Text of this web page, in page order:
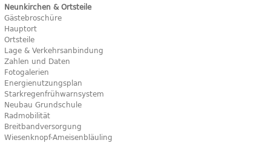
Neunkirchen & Ortsteile
Gästebroschüre
Hauptort
Ortsteile
Lage & Verkehrsanbindung
Zahlen und Daten
Fotogalerien
Energienutzungsplan
Starkregenfrühwarnsystem
Neubau Grundschule
Radmobilität
Breitbandversorgung
Wiesenknopf-Ameisenbläuling